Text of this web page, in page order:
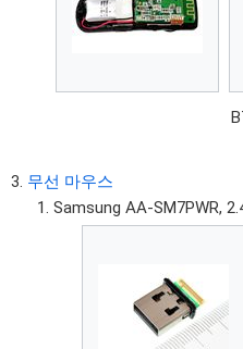
무선 마우스
Samsung AA-SM7PWR,